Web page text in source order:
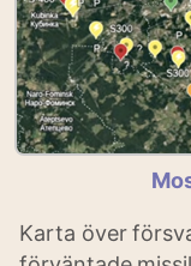
Karta över